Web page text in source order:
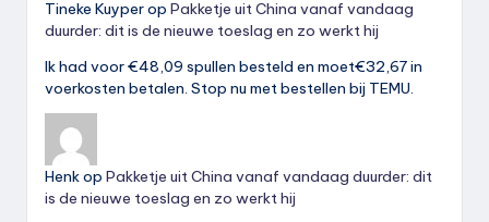
Tineke Kuyperop Pakketje uit China vanaf vandaag
duurder: dit is de nieuwe toeslag en zo werkt hij
Ik had voor €48,09 spullen besteld en moet€32,67 in
voerkosten betalen. Stop nu met bestellen bij TEMU.
Henkop Pakketje uit China vanaf vandaag duurder: dit
is de nieuwe toeslag en zo werkt hij